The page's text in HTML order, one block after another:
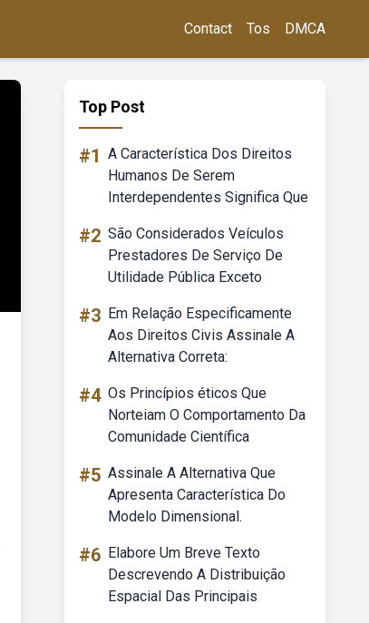
Contact Tos DMCA
Top Post
#1 A Característica Dos Direitos
Humanos De Serem
Interdependentes Significa Que
#2 São Considerados Veículos
Prestadores De Serviço De
Utilidade Pública Exceto
#3 Em Relação Especificamente
Aos Direitos Civis Assinale A
Alternativa Correta:
#4 Os Princípios éticos Que
Norteiam O Comportamento Da
Comunidade Científica
#5 Assinale A Alternativa Que
Apresenta Característica Do
Modelo Dimensional.
#6 Elabore Um Breve Texto
Descrevendo A Distribuição
Espacial Das Principais